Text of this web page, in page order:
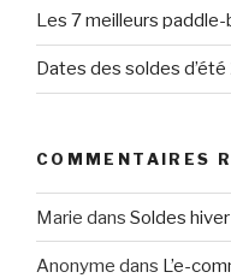
Les 7 meilleurs
Dates des soldes
COMMENTAIRES
Marie dans Soldes
Anonyme dans L’e-